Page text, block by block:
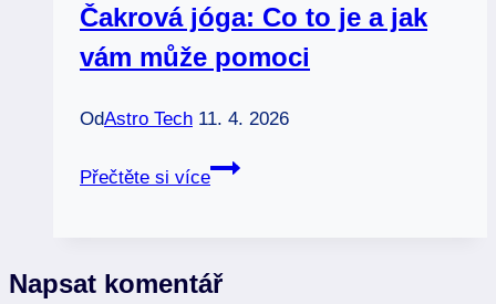
Čakrová jóga: Co to je a jak
vám může pomoci
OdAstro Tech 11. 4. 2026
Přečtěte si více
Čakrová
je
Napsat komentář